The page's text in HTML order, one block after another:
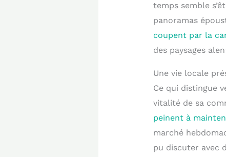
temps semble
panoramas
coupent par la
des paysages
Une vie locale
Ce qui distingue
vitalité de sa
peinent à
marché
pu discuter avec